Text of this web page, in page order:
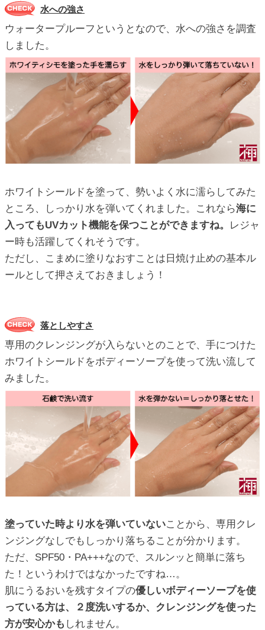
水への強さ
ウォータープルーフというとなので、水への強さを調査
しました。
ホワイトシールドを塗って、勢いよく水に濡らしてみた
ところ、しっかり水を弾いてくれました。これなら海に
入ってもUVカット機能を保つことができますね。
レジャ
ー時も活躍してくれそうです。
ただし、こまめに塗りなおすことは日焼け止めの基本ル
ールとして押さえておきましょう！
落としやすさ
専用のクレンジングが入らないとのことで、手につけた
ホワイトシールドをボディーソープを使って洗い流して
みました。
塗っていた時より水を弾いていないことから、専用クレ
ンジングなしでもしっかり落ちることが分かります。
ただ、SPF50・PA+++なので、スルンッと簡単に落ち
た！というわけではなかったですね…。
肌にうるおいを残すタイプの優しいボディーソープを使
っている方は、２度洗いするか、クレンジングを使った
方が安心かも しれません。